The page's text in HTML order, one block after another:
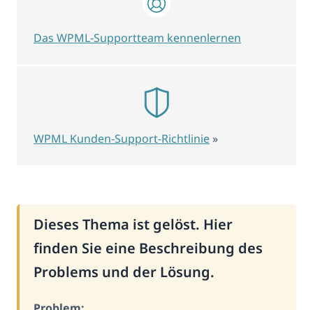
Dieses Thema ist gelöst. Hier
finden Sie eine Beschreibung des
Problems und der Lösung.
Das WPML-Supportteam kennenlernen
WPML Kunden-Support-Richtlinie »